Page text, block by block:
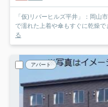
「仮)リバーヒルズ平井」：岡山
で濡れた上着や傘もすぐに乾燥で
る
アパート